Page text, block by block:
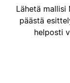
Lähetä mallisi
päästä
helposti